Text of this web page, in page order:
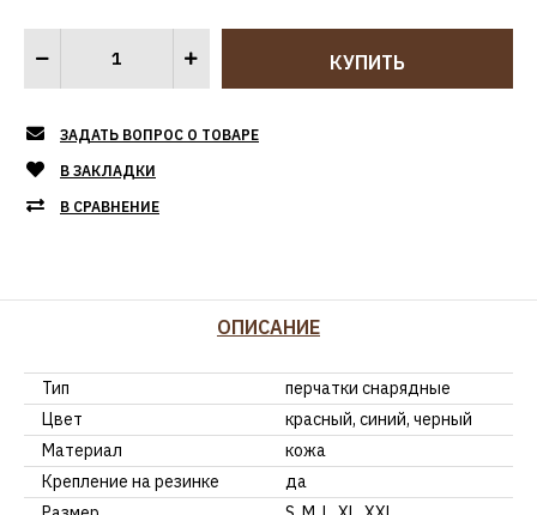
ЗАДАТЬ ВОПРОС О ТОВАРЕ
В ЗАКЛАДКИ
В СРАВНЕНИЕ
ОПИСАНИЕ
Тип
перчатки снарядные
Цвет
красный, синий, черный
Материал
кожа
Крепление на резинке
да